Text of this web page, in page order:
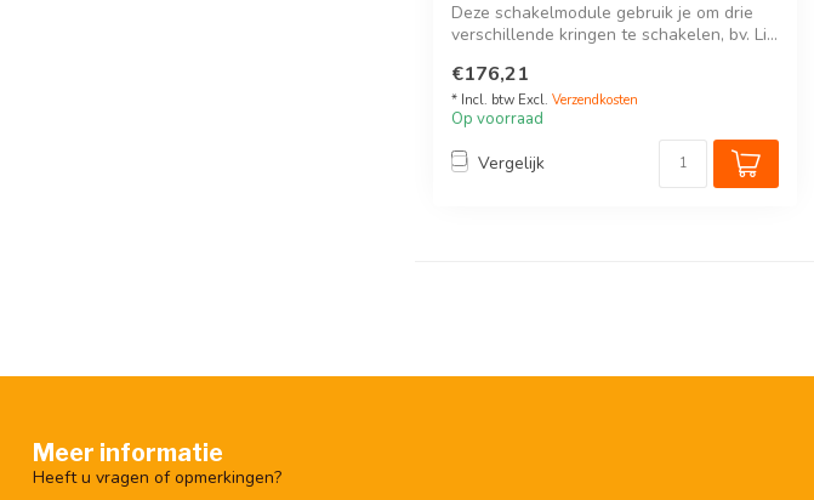
Deze schakelmodule gebruik je om drie
verschillende kringen te schakelen, bv. Li...
€176,21
* Incl. btw Excl. Verzendkosten
Op voorraad
Vergelijk
Meer informatie
Heeft u vragen of opmerkingen?